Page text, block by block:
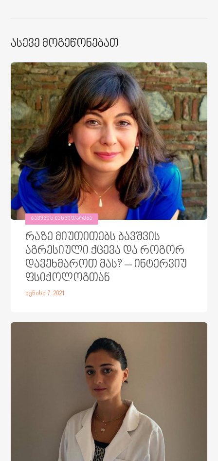
Ასევე Მოგეწონებათ
ᲑᲐᲕᲨᲕᲘᲡ ᲒᲐᲜᲕᲘᲗᲐᲠᲔᲑᲐ
რაზე მიუთითებს ბავშვის
აგრესიული ქცევა და როგორ
დავეხმაროთ მას? – ინტერვიუ
ფსიქოლოგთან
ივნისი 7, 2021